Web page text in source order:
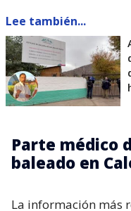
Lee también...
Parte médico
baleado en
La información más